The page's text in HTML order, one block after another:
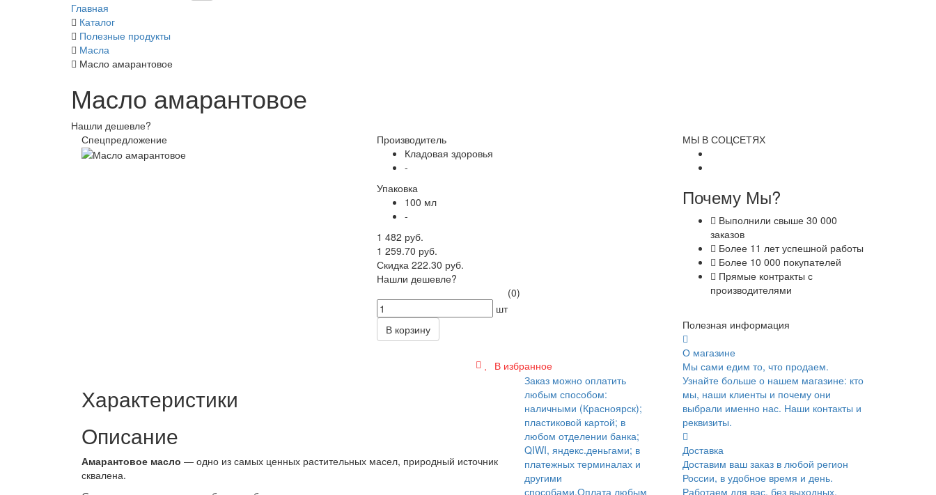
Главная
Каталог
Полезные продукты
Масла
Масло амарантовое
Масло амарантовое
Нашли дешевле?
Спецпредложение
Производитель
Кладовая здоровья
-
Упаковка
100 мл
-
1 482 руб.
1 259.70 руб.
Скидка 222.30 руб.
Нашли дешевле?
(0)
шт
В корзину
В избранное
Характеристики
Описание
Амарантовое масло — одно из самых ценных растительных масел, природный источник
сквалена.
Заказ можно оплатить
любым способом:
наличными (Красноярск);
пластиковой картой; в
любом отделении банка;
QIWI, яндекс.деньгами; в
платежных терминалах и
другими
способами.Оплата любым
МЫ В СОЦСЕТЯХ
Почему Мы?
Выполнили свыше 30 000
заказов
Более 11 лет успешной работы
Более 10 000 покупателей
Прямые контракты с
производителями
Полезная информация
О магазине
Мы сами едим то, что продаем.
Узнайте больше о нашем магазине: кто
мы, наши клиенты и почему они
выбрали именно нас. Наши контакты и
реквизиты.
Доставка
Доставим ваш заказ в любой регион
России, в удобное время и день.
Работаем для вас, без выходных.